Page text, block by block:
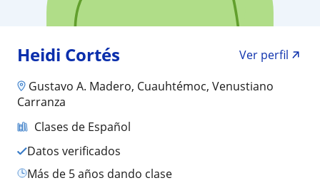
Heidi Cortés
Ver perfil
Gustavo A. Madero, Cuauhtémoc, Venustiano
Carranza
Clases de Español
Datos verificados
más de 5 años dando clase